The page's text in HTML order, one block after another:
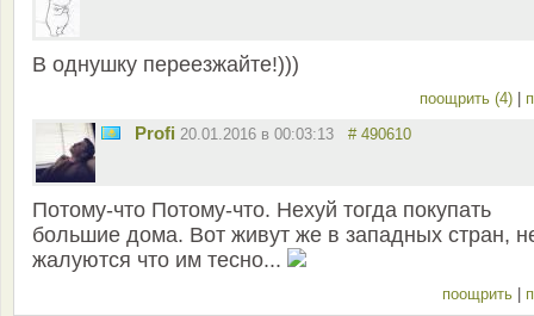
В однушку переезжайте!)))
поощрить (4)
Profi 20.01.2016 в 00:03:13 # 490610
Потому-что Потому-что. Нехуй тогда покупать
большие дома. Вот живут же в западных стран,
жалуются что им тесно...
поощрить